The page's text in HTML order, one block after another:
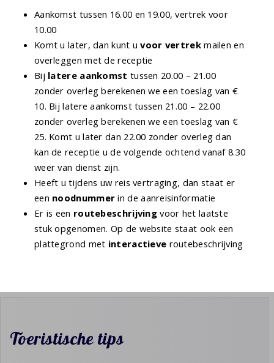
Aankomst tussen 16.00 en 19.00, vertrek voor
10.00
Komt u later, dan kunt uvoor vertrekmailen en
overleggen met de receptie
Bij latere aankomst tussen 20.00 – 21.00
zonder overleg berekenen we een toeslag van €
10. Bij latere aankomst tussen 21.00 – 22.00
zonder overleg berekenen we een toeslag van €
25. Komt u later dan 22.00 zonder overleg dan
kan de receptie u de volgende ochtend vanaf 8.30
weer van dienst zijn.
Heeft u tijdens uw reis vertraging, dan staat er
een noodnummer in de aanreisinformatie
Er is een routebeschrijving voor het laatste
stuk opgenomen. Op de website staat ook een
plattegrond met interactieve routebeschrijving
Toeristische tips